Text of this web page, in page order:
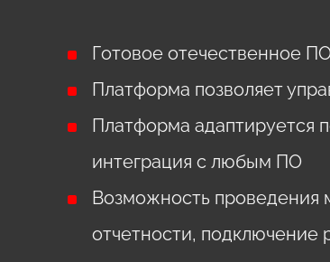
Готовое отечественное
Платформа позволяет
Платформа адаптируется
интеграция с любым ПО
Возможность проведения
отчетности, подключение